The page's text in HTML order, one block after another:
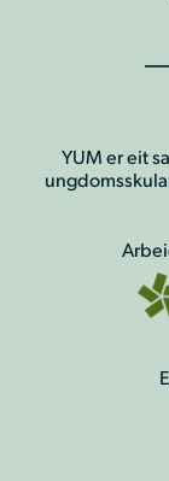
YUM er eit